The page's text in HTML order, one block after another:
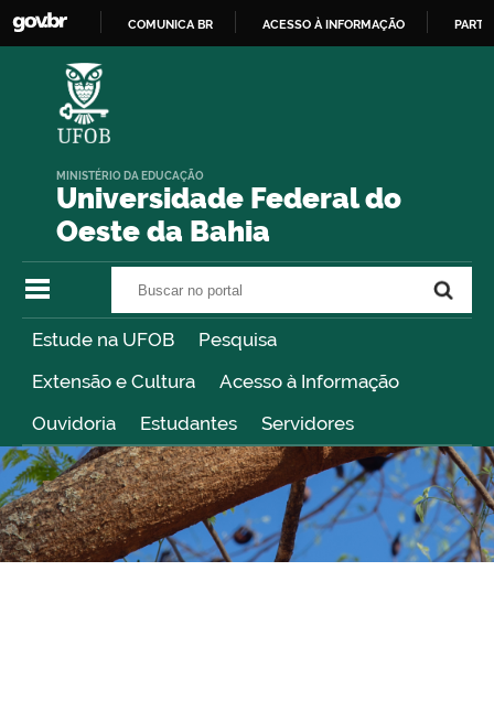
COMUNICA BR ACESSO À INFORMAÇÃO
Universidade Federal do
Oeste da Bahia
MINISTÉRIO DA EDUCAÇÃO
Estude na UFOB
Pesquisa
Extensão e Cultura
Acesso à Informação
Ouvidoria
Estudantes Servidores